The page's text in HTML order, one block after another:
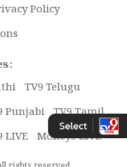
Policy
TV9 Telugu
Punjabi TV9 Tamil
LIVE Money9 LIVE